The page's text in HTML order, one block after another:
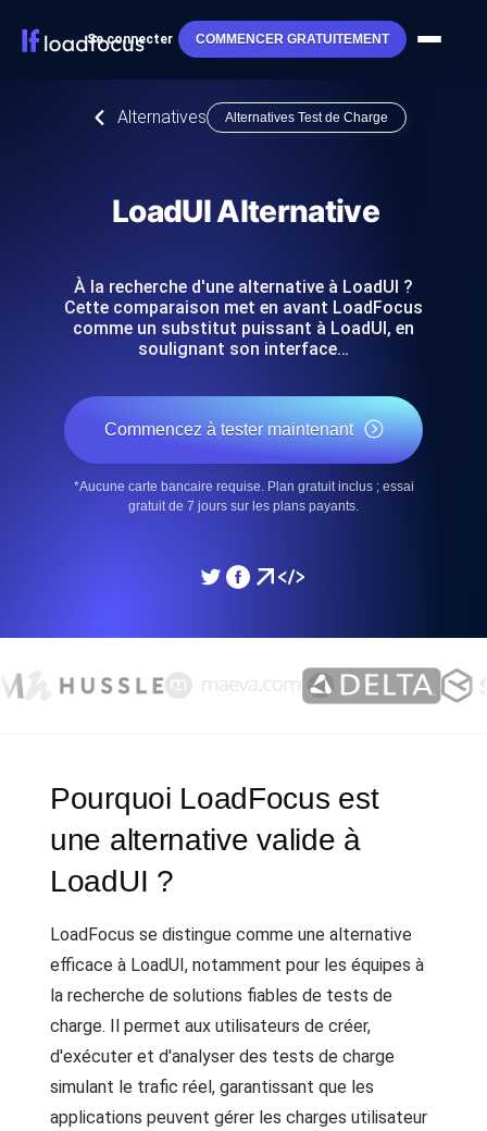
Se connecter COMMENCER GRATUITEMENT
Alternatives Alternatives Test de Charge
LoadUI Alternative
À la recherche d'une alternative à LoadUI ?
Cette comparaison met en avant LoadFocus
comme un substitut puissant à LoadUI, en
soulignant son interface…
Commencez à tester maintenant
*Aucune carte bancaire requise. Plan gratuit inclus ; essai
gratuit de 7 jours sur les plans payants.
Pourquoi LoadFocus est
une alternative valide à
LoadUI ?
LoadFocus se distingue comme une alternative
efficace à LoadUI, notamment pour les équipes à
la recherche de solutions fiables de tests de
charge. Il permet aux utilisateurs de créer,
d'exécuter et d'analyser des tests de charge
simulant le trafic réel, garantissant que les
applications peuvent gérer les charges utilisateur